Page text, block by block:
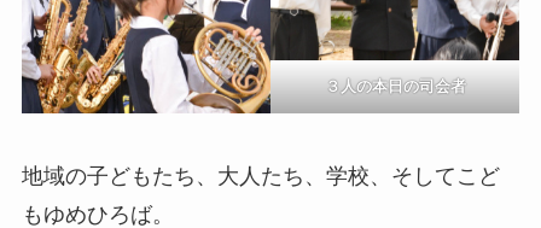
３人の本日の司会者
地域の子どもたち、大人たち、学校、そしてこど
もゆめひろば。